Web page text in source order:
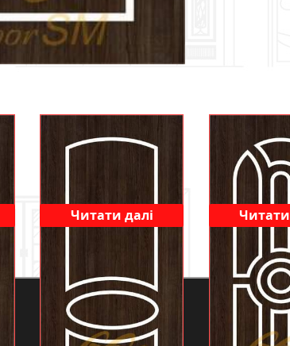
Читати далі Читати